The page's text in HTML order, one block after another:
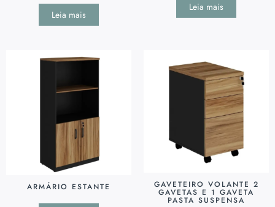
Leia mais
Leia mais
ARMÁRIO ESTANTE GAVETEIRO VOLANTE 2
GAVETAS E 1 GAVETA
PASTA SUSPENSA